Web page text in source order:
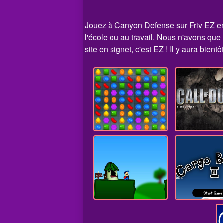
Jouez à Canyon Defense sur Friv EZ
l'école ou au travail. Nous n'avons
site en signet, c'est EZ ! Il y aura